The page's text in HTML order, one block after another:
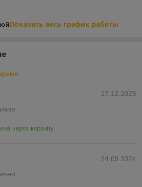
Показать весь график работы
17.12.2025
через корзину
24.09.2024